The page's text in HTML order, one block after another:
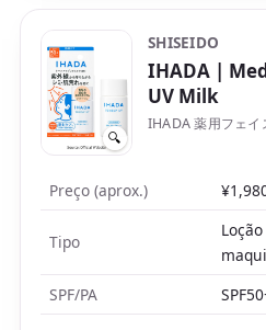
mas a ALLIE encontra um
praticidade.
🔍
SHISEIDO
IHADA |
UV Milk
IHADA 薬用フェイ
Preço (aprox.)
Tipo
SPF/PA